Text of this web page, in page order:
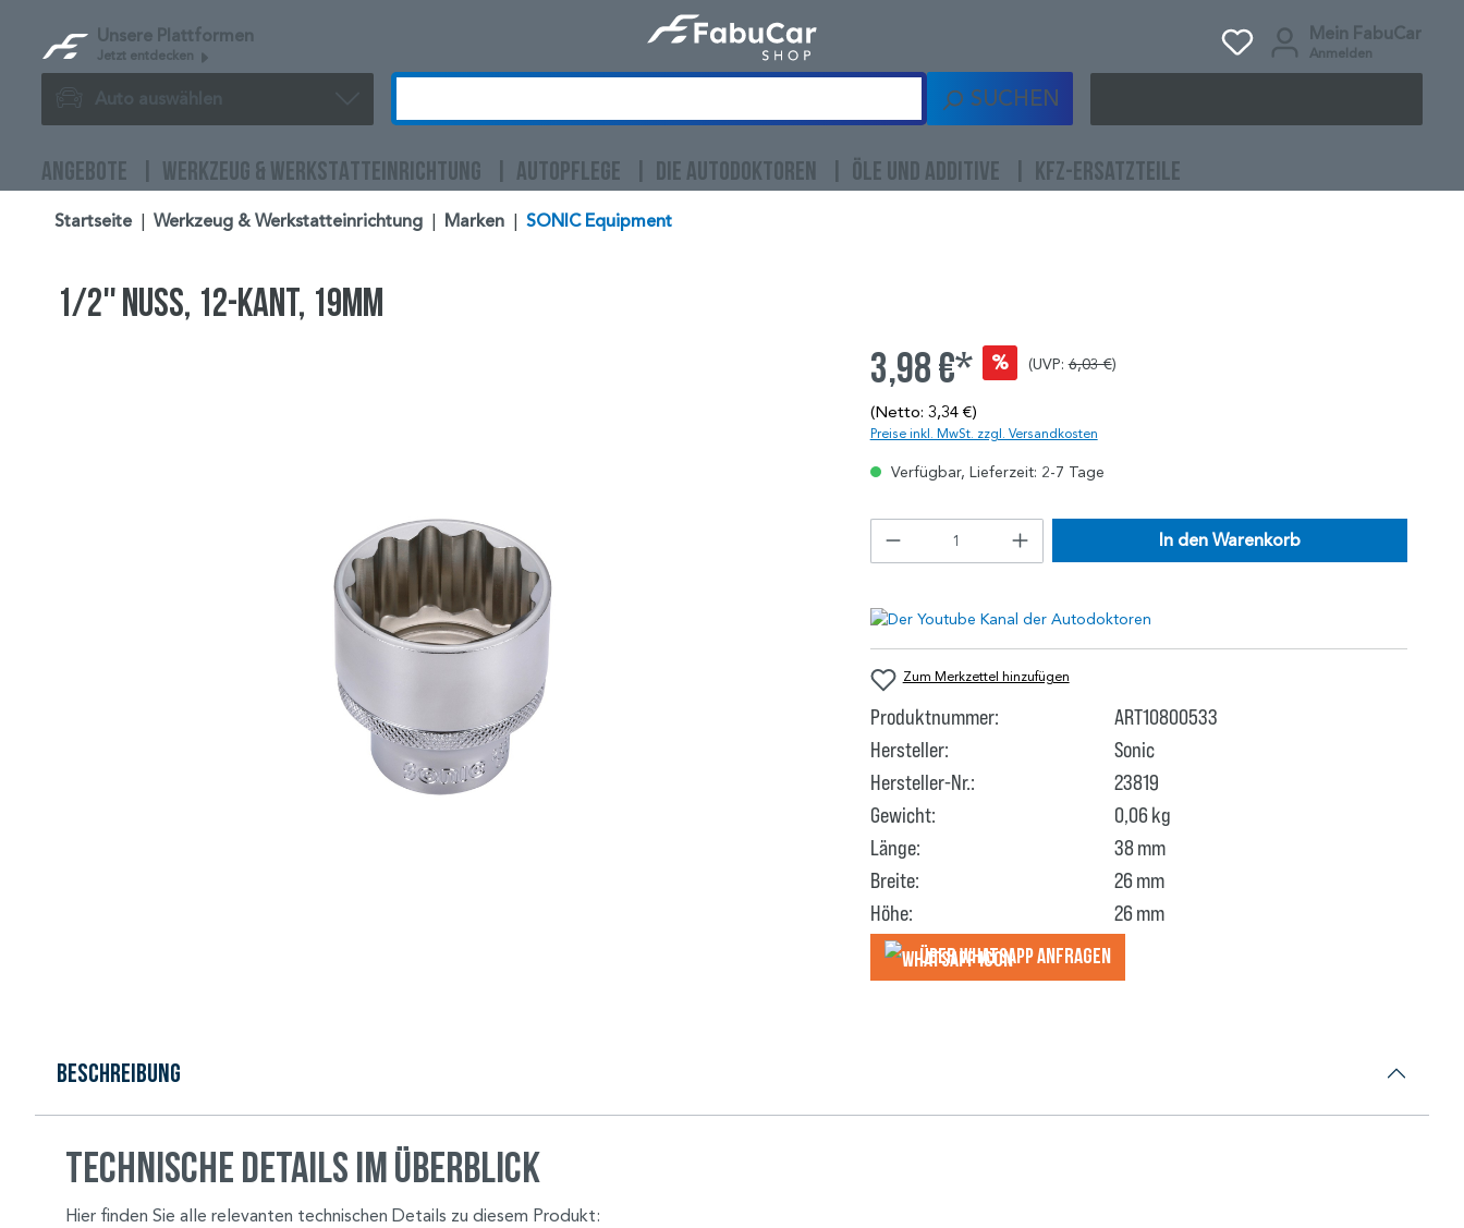
Unsere Plattformen
Jetzt entdecken
Mein FabuCar
Anmelden
Auto auswählen SUCHEN
ANGEBOTE WERKZEUG & WERKSTATTEINRICHTUNG AUTOPFLEGE DIE AUTODOKTOREN ÖLE UND ADDITIVE KFZ-ERSATZTEILE
Startseite Werkzeug & Werkstatteinrichtung Marken SONIC Equipment
1/2'' Nuss, 12-kant, 19mm
3,98 €* % (UVP:6,03 €)
(Netto: 3,34 €)
Preise inkl. MwSt. zzgl. Versandkosten
Verfügbar, Lieferzeit: 2-7 Tage
In den Warenkorb
Zum Merkzettel hinzufügen
Produktnummer:
ART10800533
Hersteller:
Sonic
Hersteller-Nr.:
23819
Gewicht:
0,06 kg
Länge:
38 mm
Breite:
26 mm
Höhe:
26 mm
Über WhatsApp anfragеn
Beschreibung
Technische Details im Überblick
Hier finden Sie alle relevanten technischen Details zu diesem Produkt: